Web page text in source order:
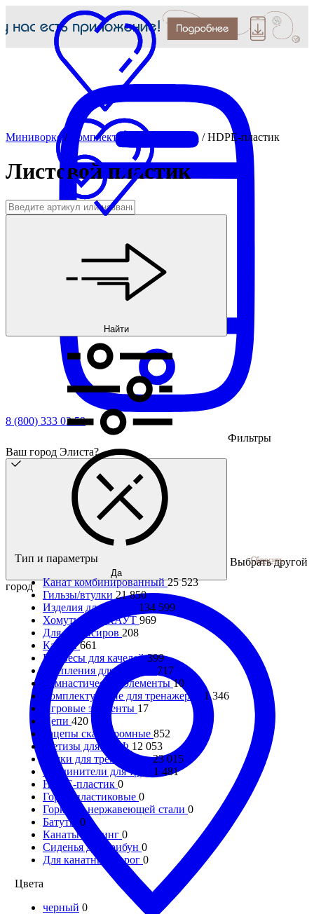
8 (800) 333 03 59
Ваш город Элиста?
Да
Выбрать другой
город
Миниворкс / Комплектующие для МАФ /HDPE-пластик
Листовой пластик
Найти
Фильтры
Тип и параметры Сбросить
Канат комбинированный25 523
Гильзы/втулки 21 850
Изделия для каната 134 599
Хомуты ВОРКАУТ 969
Для балансиров 208
Качели661
Подвесы для качелей399
Крепления для качелей 717
Гимнастические элементы10
Комплектующие для тренажеров 1 346
Игровые элементы 17
Цепи 420
Зацепы скалодромные 852
Метизы для МАФ 12 053
Ручки для тренажеров23 015
Соединители для труб 1 481
HDPE-пластик 0
Горки пластиковые 0
Горки из нержавеющей стали 0
Батуты 0
Канаты Викинг 0
Сиденья для трибун 0
Для канатных дорог 0
Цвета
черный 0